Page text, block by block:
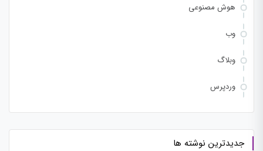
هوش مصنوعی
وب
وبلاگ
وردپرس
جدیدترین نوشته ها